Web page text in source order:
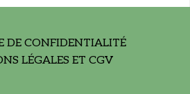
DE CONFIDENTIALITÉ
LÉGALES ET CGV